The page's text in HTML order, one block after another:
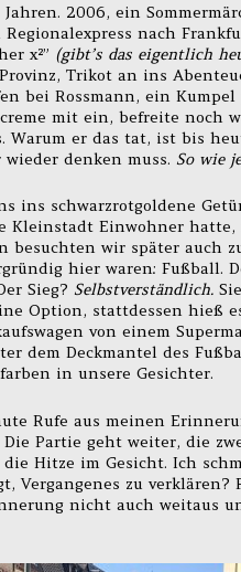
2006, ein
nach
x²” (gibt’s das eigentlich
Trikot an ins
bei Rossmann, ein
mit ein, befreite noch
Warum er das tat, ist bis
denken muss. So wie
ins schwarzrotgoldene
Kleinstadt Einwohner
besuchten wir später auch
hier waren: Fußball.
Sieg? Selbstverständlich.
Option, stattdessen hieß
von einem
dem Deckmantel des
in unsere Gesichter.
Rufe aus meinen
Partie geht weiter, die
Hitze im Gesicht. Ich
Vergangenes zu verklären?
nicht auch weitaus